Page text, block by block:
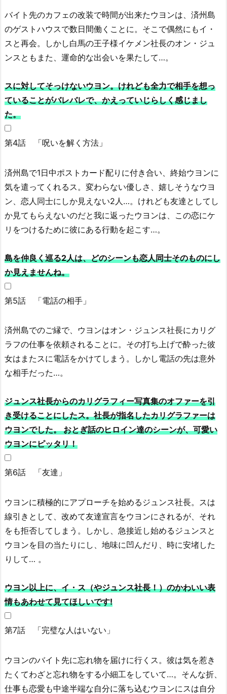
ラ
マ
1
1.
で
見
れ
お
す
の
韓
国
ド
マ
バイト先のカフェの改装で時間が出来たウヨンは、済州島
のゲストハウスで数日間働くことに。そこで偶然にもイ・
スと再会。しかし白馬の王子様イケメン社長のオン・ジュ
ンスともまた、運命的な出会いを果たして…。
スに対してそっけないウヨン。けれども全力で相手を想っ
ていることがバレバレで、かえっていじらしく感じまし
た。
第4話 「呪いを解く方法」
済州島で1日中ポストカード配りに付き合い、終始ウヨンに
気を遣ってくれるス。変わらない優しさ、嬉しそうなウヨ
ン、恋人同士にしか見えない2人…。けれども友達としてし
か見てもらえないのだと我に返ったウヨンは、この恋にケ
リをつけるために彼にある行動を起こす…。
島を仲良く巡る2人は、どのシーンも恋人同士そのものにし
か見えませんね。
第5話 「電話の相手」
済州島でのご縁で、ウヨンはオン・ジュンス社長にカリグ
ラフの仕事を依頼されることに。その打ち上げで酔った彼
女はまたスに電話をかけてしまう。しかし電話の先は意外
な相手だった…。
ジュンス社長からのカリグラフィー写真集のオファーを引
き受けることにしたス。社長が指名したカリグラファーは
ウヨンでした。 おとぎ話のヒロイン達のシーンが、可愛い
ウヨンにピッタリ！
第6話 「友達」
ウヨンに積極的にアプローチを始めるジュンス社長。スは
線引きとして、改めて友達宣言をウヨンにされるが、それ
をも拒否してしまう。しかし、急接近し始めるジュンスと
ウヨンを目の当たりにし、地味に凹んだり、時に安堵した
りして… 。
ウヨン以上に、イ・ス（やジュンス社長！）のかわいい表
情もあわせて見てほしいです!
第7話 「完璧な人はいない」
ウヨンのバイト先に忘れ物を届けに行くス。彼は気を惹き
たくてわざと忘れ物をする小細工をしていて…。そんな折、
仕事も恋愛も中途半端な自分に落ち込むウヨンにスは自分